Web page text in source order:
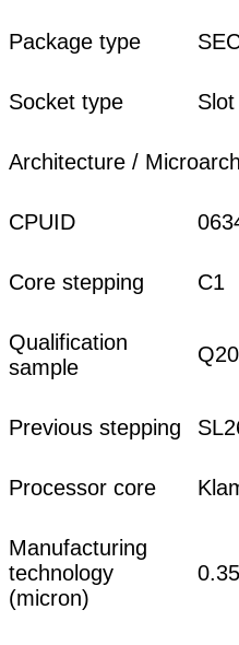
Package type
Socket type Slot
Architecture /
CPUID
Core stepping C1
Qualification
sample
Previous stepping
Processor core
Manufacturing
technology
(micron)
0.35